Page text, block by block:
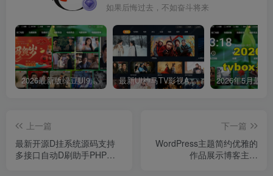
如果后悔过去，不如奋斗将来
2026最新版绿豆UI9双端影视APP源码 最新UI神马TV影视APP源码 乐檬影视苹果CMS后台 包含前后端源码
上一篇
最新开源D挂系统源码支持
多接口自动D刷助手PHP源
下一篇
WordPress主题简约优雅的
作品展示博客主题